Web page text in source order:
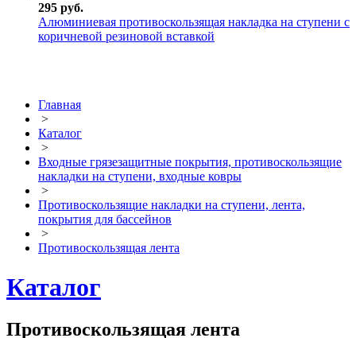
295 руб.
Алюминиевая противоскользящая накладка на ступени с
коричневой резиновой вставкой
Главная
>
Каталог
>
Входные грязезащитные покрытия, противоскользящие
накладки на ступени, входные ковры
>
Противоскользящие накладки на ступени, лента,
покрытия для бассейнов
>
Противоскользящая лента
Каталог
Противоскользящая лента